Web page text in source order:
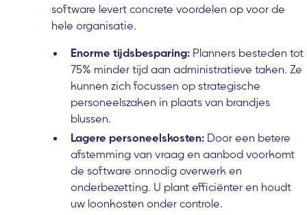
software levert concrete voordelen op voor de
hele organisatie.
Enorme tijdsbesparing: Planners besteden tot
75% minder tijd aan administratieve taken. Ze
kunnen zich focussen op strategische
personeelszaken in plaats van brandjes
blussen.
Lagere personeelskosten: Door een betere
afstemming van vraag en aanbod voorkomt
de software onnodig overwerk en
onderbezetting. U plant efficiënter en houdt
uw loonkosten onder controle.